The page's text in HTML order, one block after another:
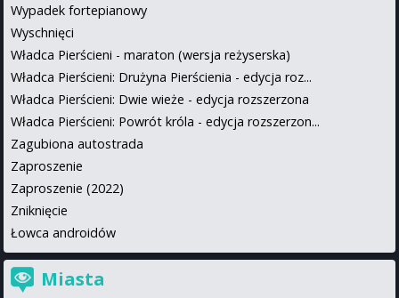
Wypadek fortepianowy
Wyschnięci
Władca Pierścieni - maraton (wersja reżyserska)
Władca Pierścieni: Drużyna Pierścienia - edycja roz...
Władca Pierścieni: Dwie wieże - edycja rozszerzona
Władca Pierścieni: Powrót króla - edycja rozszerzon...
Zagubiona autostrada
Zaproszenie
Zaproszenie (2022)
Zniknięcie
Łowca androidów
Miasta